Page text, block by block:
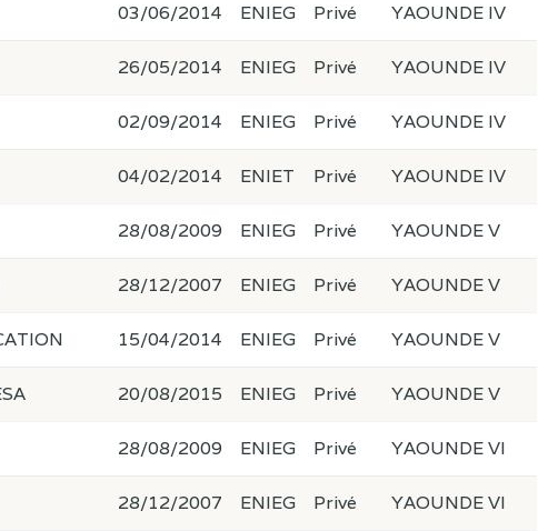
03/06/2014 ENIEG Privé YAOUNDE IV
26/05/2014 ENIEG Privé YAOUNDE IV
02/09/2014 ENIEG Privé YAOUNDE IV
04/02/2014 ENIET Privé YAOUNDE IV
28/08/2009 ENIEG Privé YAOUNDE V
28/12/2007 ENIEG Privé YAOUNDE V
15/04/2014 ENIEG Privé YAOUNDE V
20/08/2015 ENIEG Privé YAOUNDE V
28/08/2009 ENIEG Privé YAOUNDE VI
28/12/2007 ENIEG Privé YAOUNDE VI